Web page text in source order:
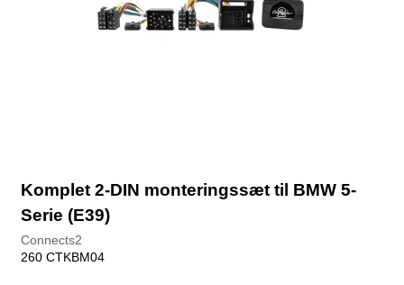
Komplet 2-DIN monteringssæt til BMW 5-
Serie (E39)
Connects2
260 CTKBM04